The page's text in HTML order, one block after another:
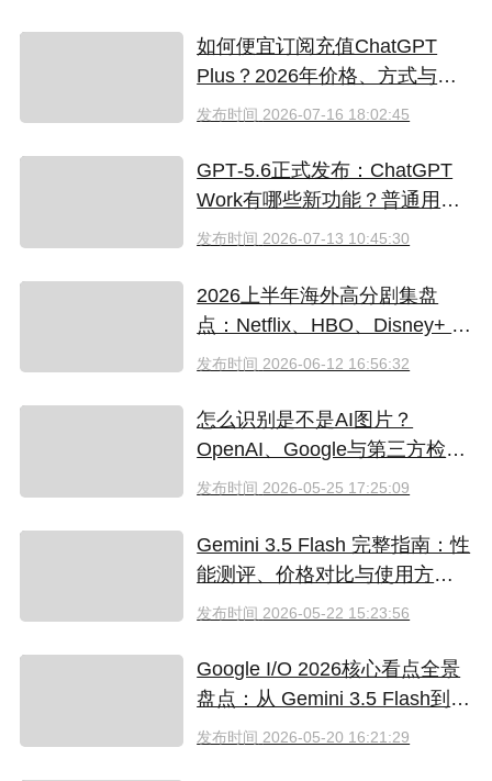
如何便宜订阅充值ChatGPT
Plus？2026年价格、方式与避
坑指南
发布时间 2026-07-16 18:02:45
GPT‑5.6正式发布：ChatGPT
Work有哪些新功能？普通用户
值得升级吗
发布时间 2026-07-13 10:45:30
2026上半年海外高分剧集盘
点：Netflix、HBO、Disney+ 哪
些爆款必追？（附国内超划算
发布时间 2026-06-12 16:56:32
怎么识别是不是AI图片？
OpenAI、Google与第三方检测
工具对比
发布时间 2026-05-25 17:25:09
Gemini 3.5 Flash 完整指南：性
能测评、价格对比与使用方法
（2026）
发布时间 2026-05-22 15:23:56
Google I/O 2026核心看点全景
盘点：从 Gemini 3.5 Flash到全
新AI智能体生态
发布时间 2026-05-20 16:21:29